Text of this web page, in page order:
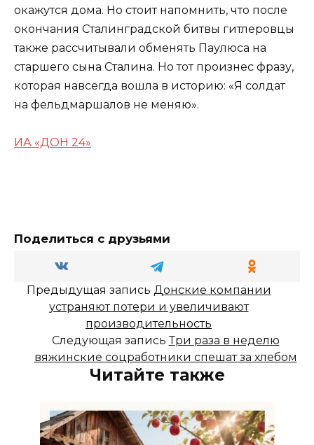
окажутся дома. Но стоит напомнить, что после
окончания Сталинградской битвы гитлеровцы
также рассчитывали обменять Паулюса на
старшего сына Сталина. Но тот произнес фразу,
которая навсегда вошла в историю: «Я солдат
на фельдмаршалов не меняю».
ИА «ДОН 24»
Поделиться с друзьями
Предыдущая запись Донские компании
устраняют потери и увеличивают
производительность
Следующая записьТри раза в неделю
вяжинские соцработники спешат за хлебом
Читайте также